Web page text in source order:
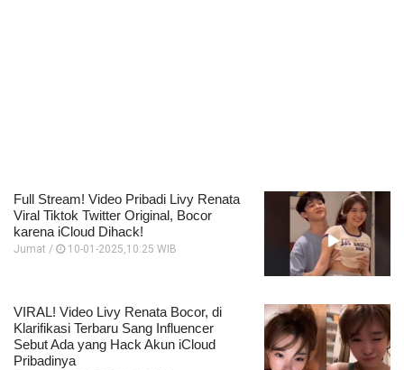
Full Stream! Video Pribadi Livy Renata
Viral Tiktok Twitter Original, Bocor
karena iCloud Dihack!
Jumat / 10-01-2025,10:25 WIB
VIRAL! Video Livy Renata Bocor, di
Klarifikasi Terbaru Sang Influencer
Sebut Ada yang Hack Akun iCloud
Pribadinya